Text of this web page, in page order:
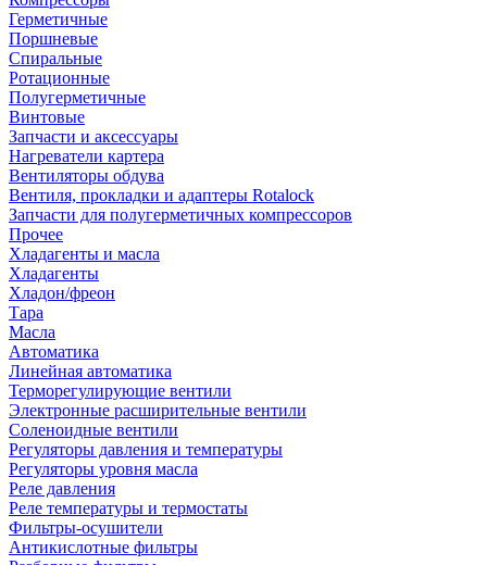
Герметичные
Поршневые
Спиральные
Ротационные
Полугерметичные
Винтовые
Запчасти и аксессуары
Нагреватели картера
Вентиляторы обдува
Вентиля, прокладки и адаптеры Rotalock
Запчасти для полугерметичных компрессоров
Прочее
Хладагенты и масла
Хладагенты
Хладон/фреон
Тара
Масла
Автоматика
Линейная автоматика
Терморегулирующие вентили
Электронные расширительные вентили
Соленоидные вентили
Регуляторы давления и температуры
Регуляторы уровня масла
Реле давления
Реле температуры и термостаты
Фильтры-осушители
Антикислотные фильтры